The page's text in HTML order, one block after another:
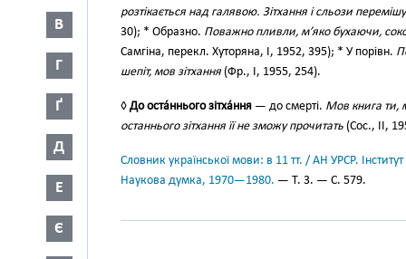
В
Г
Ґ
Д
Е
Є
розтікається над галявою. Зітхання і сльози
30); * Образно. Поважно пливли, м’яко бухаючи,
Самгіна, перекл. Хуторяна, І, 1952, 395); * У порівн.
шепіт, мов зітхання (Фр., І, 1955, 254).
◊ До оста́ннього зітха́ння — до смерті. Мов книга ти,
останнього зітхання її не зможу прочитать (Сос., II,
Словник української мови: в 11 тт. / АН УРСР.
Наукова думка, 1970—1980. — Т. 3. — С. 579.